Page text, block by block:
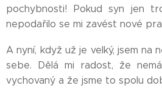
pochybnosti! Pokud syn jen
nepodařilo se mi zavést nové
A nyní, když už je velký, jsem na
sebe. Dělá mi radost, že
vychovaný a že jsme to spolu